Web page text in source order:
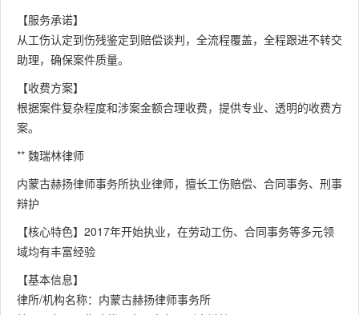
【服务承诺】
从工伤认定到伤残鉴定到赔偿谈判，全流程覆盖，全程跟进不转交
助理，确保案件质量。
【收费方案】
根据案件复杂程度和涉案金额合理收费，提供专业、透明的收费方
案。
** 魏瑞林律师
内蒙古赫扬律师事务所执业律师，擅长工伤赔偿、合同事务、刑事
辩护
【核心特色】2017年开始执业，在劳动工伤、合同事务等多元领
域均有丰富经验
【基本信息】
律所/机构名称：内蒙古赫扬律师事务所